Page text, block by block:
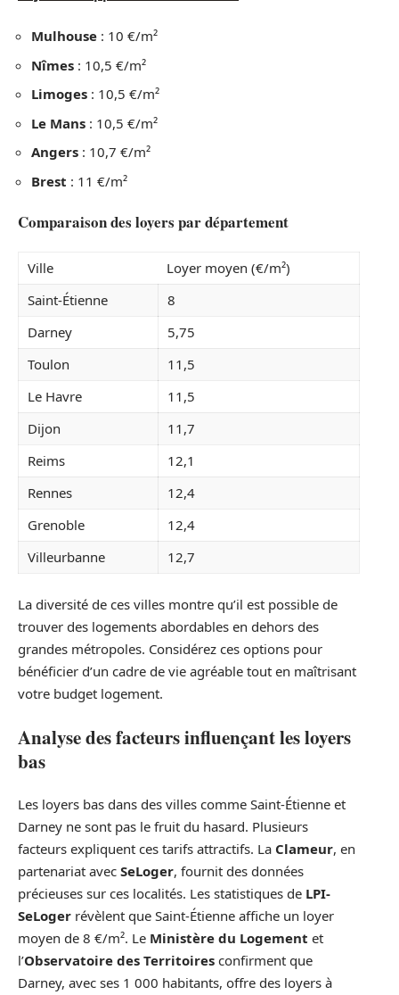
Mulhouse : 10 €/m²
Nîmes : 10,5 €/m²
Limoges : 10,5 €/m²
Le Mans : 10,5 €/m²
Angers : 10,7 €/m²
Brest : 11 €/m²
Comparaison des loyers par département
Ville
Loyer moyen (€/m²)
Saint-Étienne
8
Darney
5,75
Toulon
11,5
Le Havre
11,5
Dijon
11,7
Reims
12,1
Rennes
12,4
Grenoble
12,4
Villeurbanne
12,7
La diversité de ces villes montre qu’il est possible de
trouver des logements abordables en dehors des
grandes métropoles. Considérez ces options pour
bénéficier d’un cadre de vie agréable tout en maîtrisant
votre budget logement.
Analyse des facteurs influençant les loyers
bas
Les loyers bas dans des villes comme Saint-Étienne et
Darney ne sont pas le fruit du hasard. Plusieurs
facteurs expliquent ces tarifs attractifs. La Clameur, en
partenariat avec SeLoger, fournit des données
précieuses sur ces localités. Les statistiques de LPI-
SeLoger révèlent que Saint-Étienne affiche un loyer
moyen de 8 €/m². Le Ministère du Logement et
l’Observatoire des Territoires confirment que
Darney, avec ses 1 000 habitants, offre des loyers à